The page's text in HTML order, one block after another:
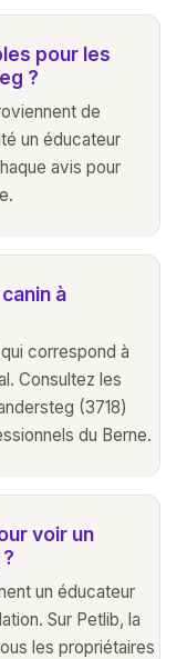
pour les
?
de
un éducateur
avis pour
à
correspond à
Consultez les
(3718)
du Berne.
voir un
un éducateur
Sur Petlib, la
les propriétaires